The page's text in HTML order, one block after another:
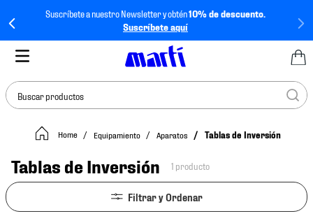
Suscríbete a nuestro Newsletter y obtén10% de descuento.
Suscríbete aquí
Buscar productos
Equipamiento Aparatos Tablas de Inversión
Tablas de Inversión 1 producto
TÉRMINOS MÁS
1.
tenis mujer